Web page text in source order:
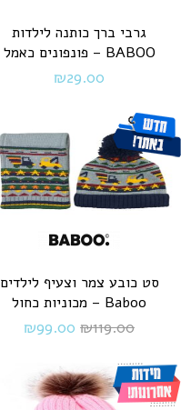
גרבי ברך כותנה לילדות
BABOO – פונפונים כאמל
₪29.00
סט כובע צמר וצעיף לילדים
Baboo – מכוניות כחול
₪119.00
₪99.00